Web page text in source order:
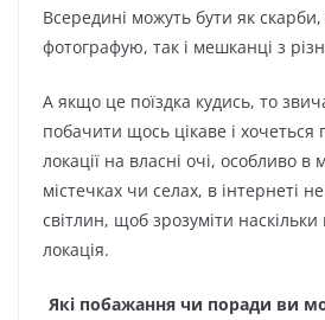
Всередині можуть бути як
фотографую, так і мешканці з
А якщо це поїздка кудись, то
побачити щось цікаве і хочеться
локації на власні очі, особливо
містечках чи селах, в інтернеті
світлин, щоб зрозуміти
локація.
Які побажання чи поради ви